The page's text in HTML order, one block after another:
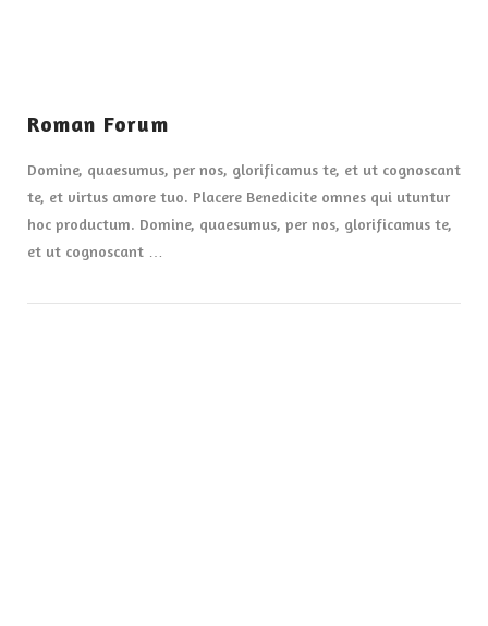
Roman Forum
Domine, quaesumus, per nos, glorificamus te, et ut cognoscant
te, et virtus amore tuo. Placere Benedicite omnes qui utuntur
hoc productum. Domine, quaesumus, per nos, glorificamus te,
et ut cognoscant …